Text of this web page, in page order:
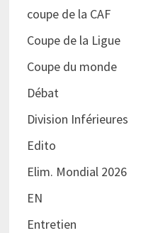
coupe de la CAF
Coupe de la Ligue
Coupe du monde
Débat
Division Inférieures
Edito
Elim. Mondial 2026
EN
Entretien